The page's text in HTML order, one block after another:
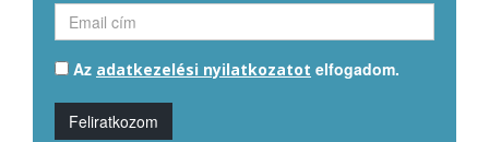
Az adatkezelési nyilatkozatot elfogadom.
Feliratkozom